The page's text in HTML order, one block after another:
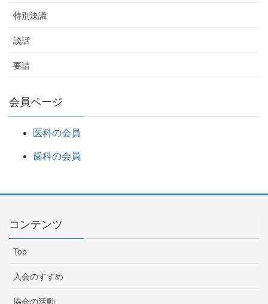
特別決議
談話
要請
会員ページ
医科の会員
歯科の会員
コンテンツ
Top
入会のすすめ
協会の活動